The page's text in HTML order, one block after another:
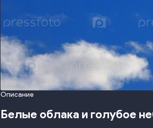
Описание
Белые облака и голубое